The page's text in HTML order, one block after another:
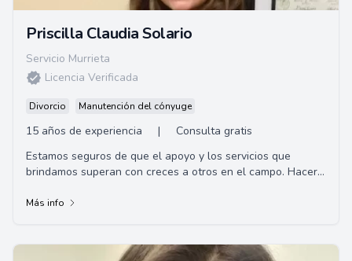
Priscilla Claudia Solario
Servicio Murrieta
Licencia Verificada
Divorcio Manutención del cónyuge
15 años de experiencia |
Consulta gratis
Estamos seguros de que el apoyo y los servicios que
brindamos superan con creces a otros en el campo. Hacer
Más info